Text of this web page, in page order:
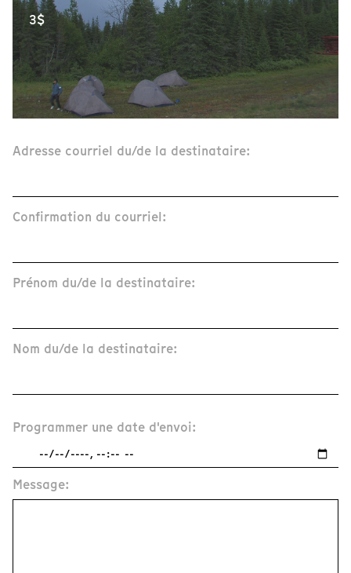
3$
Adresse courriel du/de la destinataire:
Confirmation du courriel:
Prénom du/de la destinataire:
Nom du/de la destinataire:
Programmer une date d'envoi:
Message: